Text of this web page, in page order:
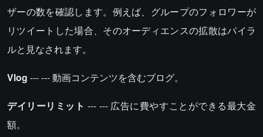
ザーの数を確認します。例えば、グループのフォロワーが
リツイートした場合、そのオーディエンスの拡散はバイラ
ルと見なされます。
Vlog --- --- 動画コンテンツを含むブログ。
デイリーリミット --- --- 広告に費やすことができる最大金
額。